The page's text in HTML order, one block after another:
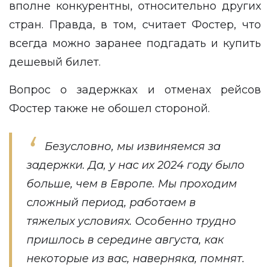
вполне конкурентны, относительно других
стран. Правда, в том, считает Фостер, что
всегда можно заранее подгадать и купить
дешевый билет.
Вопрос о задержках и отменах рейсов
Фостер также не обошел стороной.
Безусловно, мы извиняемся за
задержки. Да, у нас их 2024 году было
больше, чем в Европе. Мы проходим
сложный период, работаем в
тяжелых условиях. Особенно трудно
пришлось в середине августа, как
некоторые из вас, наверняка, помнят.